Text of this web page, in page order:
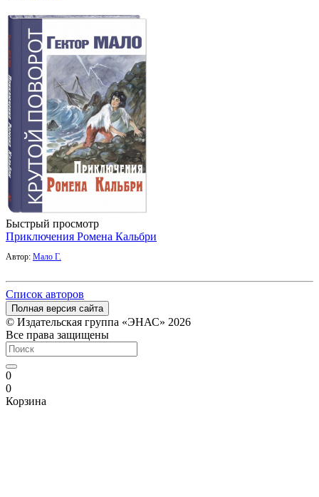
Быстрый просмотр
Приключения Ромена Кальбри
Автор: Мало Г.
Список авторов
Полная версия сайта
© Издательская группа «ЭНАС» 2026
Все права защищены
0
0
Корзина